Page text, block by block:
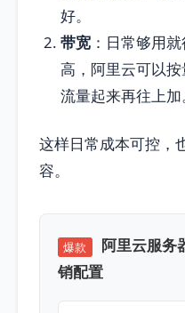
好。
带宽 ：日常够用
高，阿里云可以
流量起来再往上加
这样日常成本可控，
容。
爆款
阿里云服务
销配置